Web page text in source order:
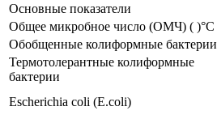
Основные показатели
Общее микробное число (ОМЧ) ( )°С
Обобщенные колиформные бактерии
Термотолерантные колиформные
бактерии
Escherichia coli (E.coli)